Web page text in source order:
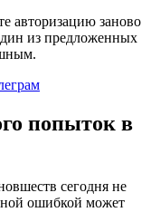
авторизацию заново
из предложенных
попыток в
сегодня не
ошибкой может